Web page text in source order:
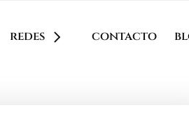
redes contacto